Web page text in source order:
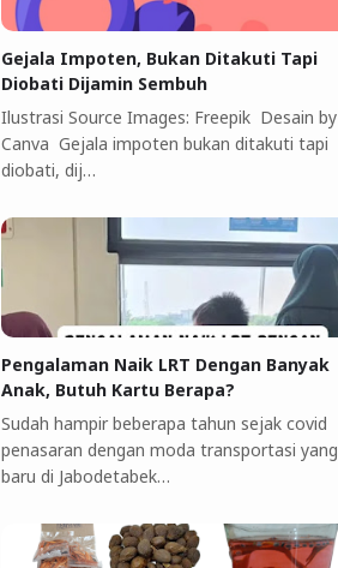
Gejala Impoten, Bukan Ditakuti Tapi
Diobati Dijamin Sembuh
Ilustrasi Source Images: Freepik Desain by
Canva Gejala impoten bukan ditakuti tapi
diobati, dij…
Pengalaman Naik LRT Dengan Banyak
Anak, Butuh Kartu Berapa?
Sudah hampir beberapa tahun sejak covid
penasaran dengan moda transportasi yang
baru di Jabodetabek…